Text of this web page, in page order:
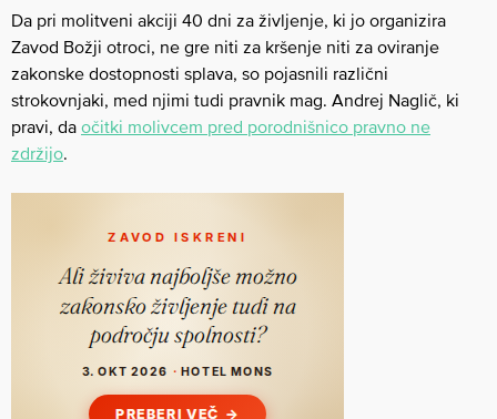
Da pri molitveni akciji 40 dni za življenje, ki jo organizira
Zavod Božji otroci, ne gre niti za kršenje niti za oviranje
zakonske dostopnosti splava, so pojasnili različni
strokovnjaki, med njimi tudi pravnik mag. Andrej Naglič, ki
pravi, da očitki molivcem pred porodnišnico pravno ne
zdržijo.